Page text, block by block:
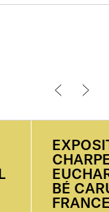
BÉ